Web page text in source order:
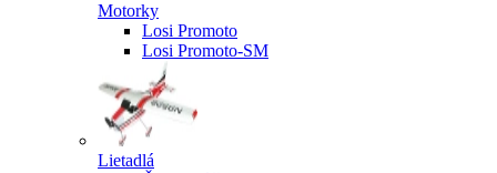
Motorky
Losi Promoto
Losi Promoto-SM
Lietadlá